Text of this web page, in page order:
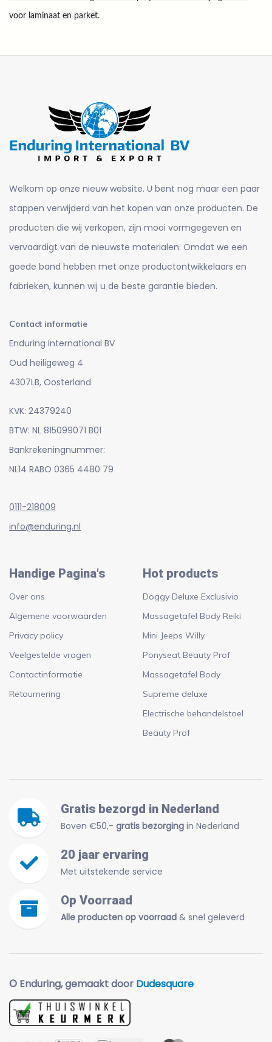
voor laminaat en parket.
Welkom op onze nieuw website. U bent nog maar een paar
stappen verwijderd van het kopen van onze producten. De
producten die wij verkopen, zijn mooi vormgegeven en
vervaardigt van de nieuwste materialen. Omdat we een
goede band hebben met onze productontwikkelaars en
fabrieken, kunnen wij u de beste garantie bieden.
Contact informatie
Enduring International BV
Oud heiligeweg 4
4307LB, Oosterland
KVK: 24379240
BTW: NL 815099071 B01
Bankrekeningnummer:
NL14 RABO 0365 4480 79
0111-218009
info@enduring.nl
Handige Pagina's
Over ons
Algemene voorwaarden
Privacy policy
Veelgestelde vragen
Contactinformatie
Retournering
Hot products
Doggy Deluxe Exclusivio
Massagetafel Body Reiki
Mini Jeeps Willy
Ponyseat Beauty Prof
Massagetafel Body
Supreme deluxe
Electrische behandelstoel
Beauty Prof
Gratis bezorgd in Nederland
Boven €50,- gratis bezorging in Nederland
20 jaar ervaring
Met uitstekende service
Op Voorraad
Alle producten op voorraad & snel geleverd
© Enduring, gemaakt door Dudesquare